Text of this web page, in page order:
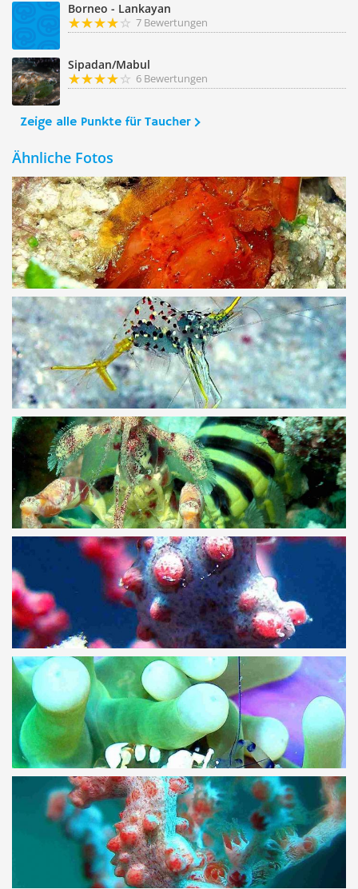
Borneo - Lankayan
7 Bewertungen
Sipadan/Mabul
6 Bewertungen
Zeige alle Punkte für Taucher
Ähnliche Fotos